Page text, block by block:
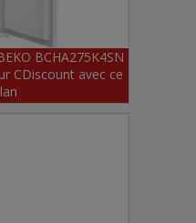
BCHA275K4SN
CDiscount avec ce